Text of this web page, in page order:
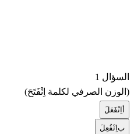
السؤال 1
(الوزن الصرفي لكلمة اِنْفَتَحَ)
أ اِنْفَعَلَ
ب اِنْفُعِلَ